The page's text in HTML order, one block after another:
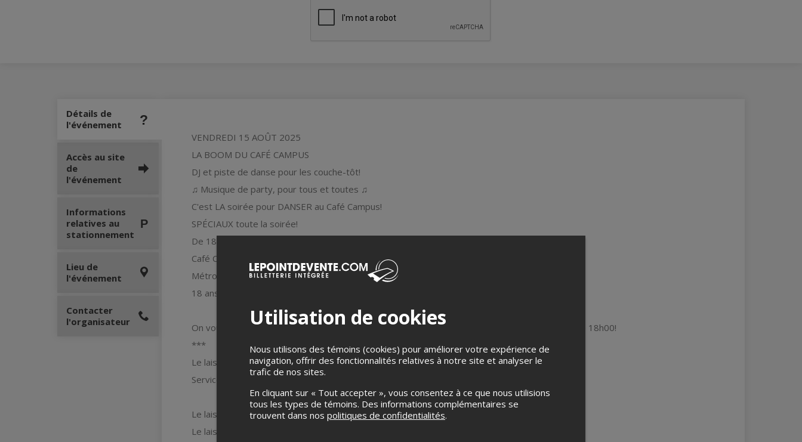
Détails de
l'événement
VENDREDI 15 AOÛT 2025
LA BOOM DU CAFÉ CAMPUS
DJ et piste de danse pour les couche-tôt!
♫ Musique de party, pour tous et toutes ♫
C'est LA soirée pour DANSER au Café Campus!
SPÉCIAUX toute la soirée!
De 18h00 à 22h00
Café Campus, 57 Prince-Arthur Est, Montréal
Métro Sherbrooke ou Saint-Laurent
18 ans et +
On vous attend nombreux pour enflammer la piste de danse, le VENDREDI 15 AOÛT à partir de 18h00!
***
Le laissez-passer garantit l’admission à l'événement.
Service de vestiaire inclus, un dépôt seulement.
Le laissez-passer ne donne aucun avantage supplémentaire.
Le laissez-passer ne permet pas de sauter les files d'attente.
Accès au site
de
l'événement
Informations
relatives au
stationnement
Lieu de
l'événement
Contacter
l'organisateur
Utilisation de cookies
Nous utilisons des témoins (cookies) pour améliorer votre expérience de
navigation, offrir des fonctionnalités relatives à notre site et analyser le
trafic de nos sites.
En cliquant sur « Tout accepter », vous consentez à ce que nous utilisions
tous les types de témoins. Des informations complémentaires se
trouvent dans nos politiques de confidentialités.